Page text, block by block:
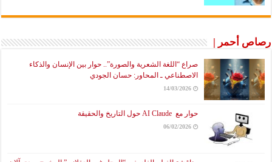
رصاص أحمر |
صراع “اللغة الشعرية والصورة”.. حوار بين الإنسان والذكاء
الاصطناعي ـ المحاور: حسان الجودي
14/03/2026
حوار مع AI Claude حول التاريخ والحقيقة
06/02/2026